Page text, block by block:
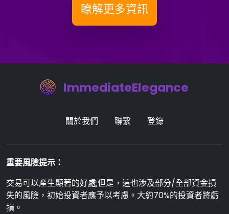
瞭解更多資訊
ImmediateElegance
關於我們 聯繫 登錄
重要風險提示：
交易可以產生顯著的好處;但是，這也涉及部分/全部資金損
失的風險，初始投資者應予以考慮。大約70%的投資者將虧
損。